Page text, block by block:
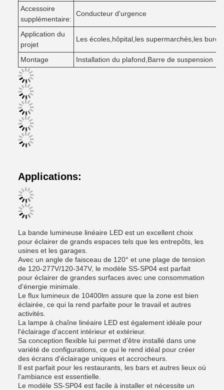
Accessoire
supplémentaire:
Conducteur d'urgence
Application du
projet
Les écoles hôpital les supermarchés les
Montage Installation du plafond Barre de suspension
Applications:
La bande lumineuse linéaire LED est un excellent choix
pour éclairer de grands espaces tels que les entrepôts, les
usines et les garages.
Avec un angle de faisceau de 120° et une plage de tension
de 120-277V/120-347V, le modèle SS-SP04 est parfait
pour éclairer de grandes surfaces avec une consommation
d'énergie minimale.
Le flux lumineux de 10400lm assure que la zone est bien
éclairée, ce qui la rend parfaite pour le travail et autres
activités.
La lampe à chaîne linéaire LED est également idéale pour
l'éclairage d'accent intérieur et extérieur.
Sa conception flexible lui permet d'être installé dans une
variété de configurations, ce qui le rend idéal pour créer
des écrans d'éclairage uniques et accrocheurs.
Il est parfait pour les restaurants, les bars et autres lieux où
l'ambiance est essentielle.
Le modèle SS-SP04 est facile à installer et nécessite un